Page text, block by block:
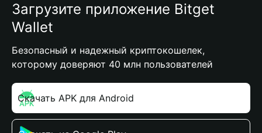
Загрузите приложение Bitget
Wallet
Безопасный и надежный криптокошелек,
которому доверяют 40 млн пользователей
Скачать APK для Android